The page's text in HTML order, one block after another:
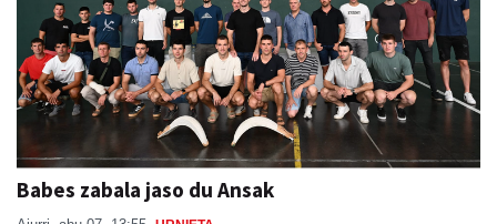
Babes zabala jaso du Ansak